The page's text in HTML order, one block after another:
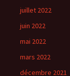
juillet 2022
juin 2022
mai 2022
mars 2022
décembre 2021